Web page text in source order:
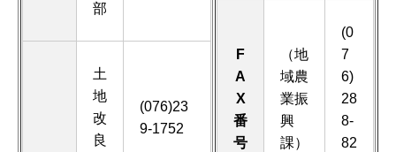
部
土
地
改
良
(076)23
9-1752
F
A
X
番
号
（地
域農
業振
興
課）
(0
7
6)
28
8-
82